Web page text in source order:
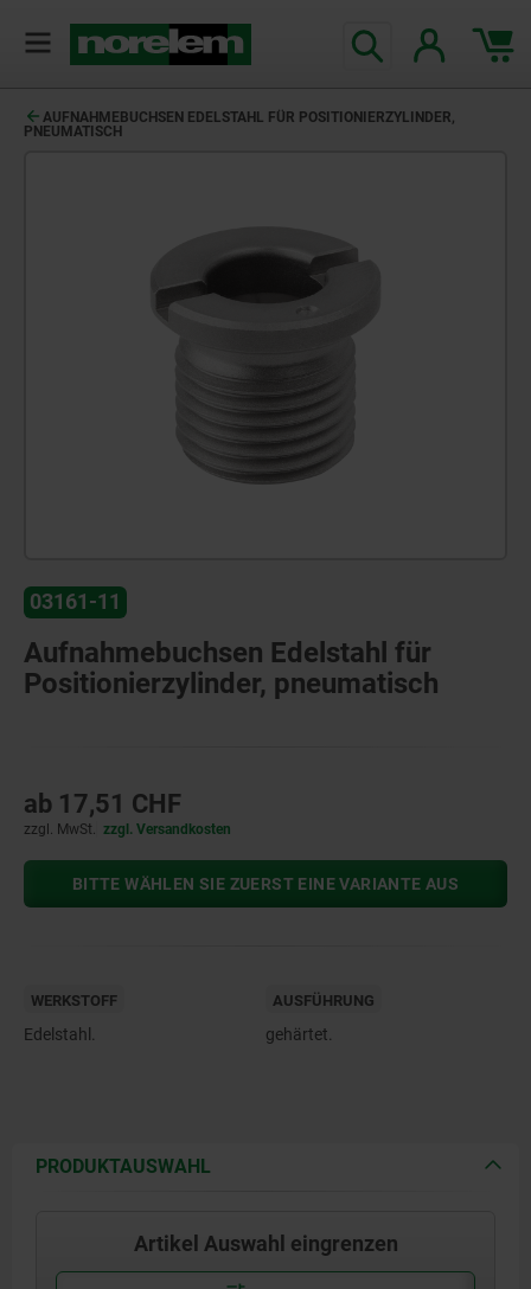
AUFNAHMEBUCHSEN EDELSTAHL FÜR POSITIONIERZYLINDER,
PNEUMATISCH
03161-11
Aufnahmebuchsen Edelstahl für
Positionierzylinder, pneumatisch
ab 17,51 CHF
zzgl. MwSt. zzgl. Versandkosten
BITTE WÄHLEN SIE ZUERST EINE VARIANTE AUS
WERKSTOFF
Edelstahl.
AUSFÜHRUNG
gehärtet.
PRODUKTAUSWAHL
Artikel Auswahl eingrenzen